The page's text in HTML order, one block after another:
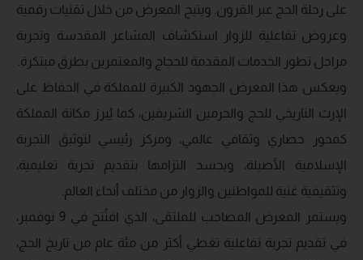
على رحلة الحج عبر القرون. ويتيح المعرض من خلال تقنيات رقمية
وعروض تفاعلية للزوار استكشاف المشاعر المقدسة وتجربة
مراحل تطور الخدمات المقدمة للحجاج والمعتمرين بطرق مبتكرة.
ويعكس هذا المعرض الجهود الكبيرة للمملكة في الحفاظ على
الإرث التاريخي للحج والحرمين الشريفين، كما يُبرز مكانة المملكة
كمحور حضاري وثقافي عالمي، ومركز رئيسي لتوثيق التجربة
الإسلامية الأصيلة، ويجسد التزامها بتقديم تجربة تعليمية،
وتثقيفية غنية للمواطنين والزوار من مختلف أنحاء العالم.
ويستمر المعرض المصاحب للملتقى، الذي افتُتح في 9 نوفمبر،
في تقديم تجربة تفاعلية تغطي أكثر من مئة عام من تاريخ الحج،